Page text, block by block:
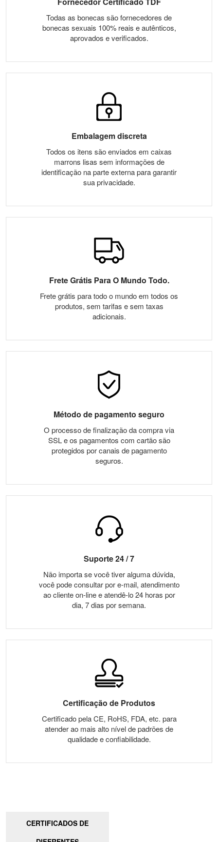
Todas as bonecas são fornecedores de
bonecas sexuais 100% reais e autênticos,
aprovados e verificados.
Embalagem discreta
Todos os itens são enviados em caixas
marrons lisas sem informações de
identificação na parte externa para garantir
sua privacidade.
Frete Grátis Para O Mundo Todo.
Frete grátis para todo o mundo em todos os
produtos, sem tarifas e sem taxas
adicionais.
Método de pagamento seguro
O processo de finalização da compra via
SSL e os pagamentos com cartão são
protegidos por canais de pagamento
seguros.
Suporte 24 / 7
Não importa se você tiver alguma dúvida,
você pode consultar por e-mail, atendimento
ao cliente on-line e atendê-lo 24 horas por
dia, 7 dias por semana.
Certificação de Produtos
Certificado pela CE, RoHS, FDA, etc. para
atender ao mais alto nível de padrões de
qualidade e confiabilidade.
CERTIFICADOS DE